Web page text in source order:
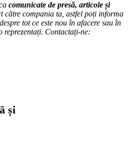
comunicate de presă, articole și
către compania ta, astfel poți informa
tot ce este nou în afacere sau în
reprezentați. Contactați-ne:
și